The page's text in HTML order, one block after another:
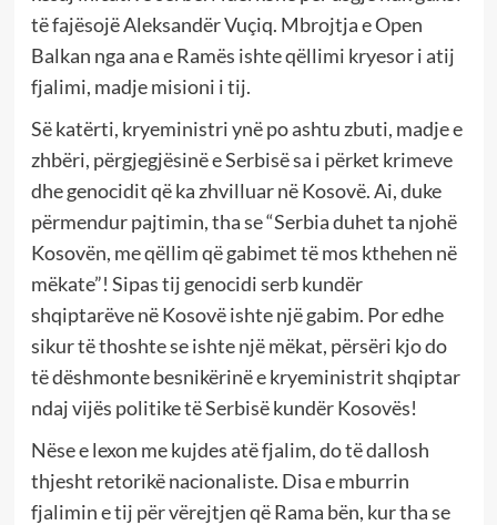
të fajësojë Aleksandër Vuçiq. Mbrojtja e Open
Balkan nga ana e Ramës ishte qëllimi kryesor i atij
fjalimi, madje misioni i tij.
Së katërti, kryeministri ynë po ashtu zbuti, madje e
zhbëri, përgjegjësinë e Serbisë sa i përket krimeve
dhe genocidit që ka zhvilluar në Kosovë. Ai, duke
përmendur pajtimin, tha se “Serbia duhet ta njohë
Kosovën, me qëllim që gabimet të mos kthehen në
mëkate”! Sipas tij genocidi serb kundër
shqiptarëve në Kosovë ishte një gabim. Por edhe
sikur të thoshte se ishte një mëkat, përsëri kjo do
të dëshmonte besnikërinë e kryeministrit shqiptar
ndaj vijës politike të Serbisë kundër Kosovës!
Nëse e lexon me kujdes atë fjalim, do të dallosh
thjesht retorikë nacionaliste. Disa e mburrin
fjalimin e tij për vërejtjen që Rama bën, kur tha se